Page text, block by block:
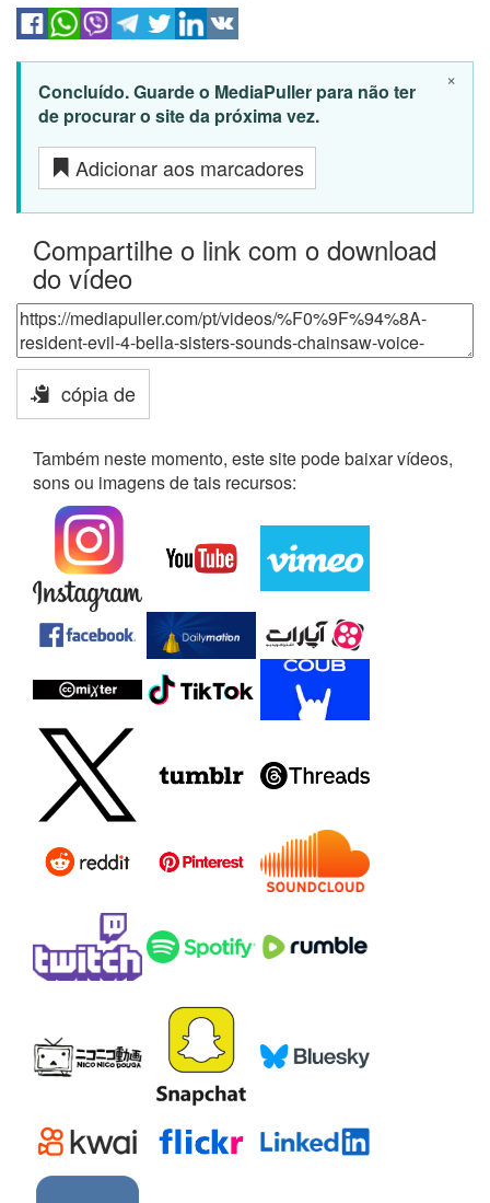
×
Concluído. Guarde o MediaPuller para não ter
de procurar o site da próxima vez.
Adicionar aos marcadores
Compartilhe o link com o download
do vídeo
cópia de
Também neste momento, este site pode baixar vídeos,
sons ou imagens de tais recursos: